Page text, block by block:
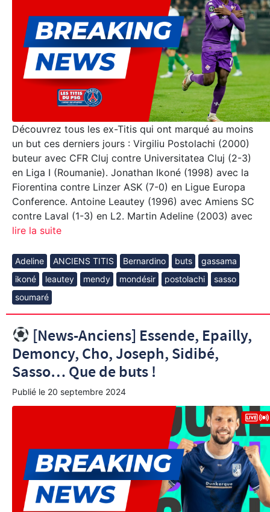
Découvrez tous les ex-Titis qui ont marqué au moins
un but ces derniers jours : Virgiliu Postolachi (2000)
buteur avec CFR Cluj contre Universitatea Cluj (2-3)
en Liga I (Roumanie). Jonathan Ikoné (1998) avec la
Fiorentina contre Linzer ASK (7-0) en Ligue Europa
Conference. Antoine Leautey (1996) avec Amiens SC
contre Laval (1-3) en L2. Martin Adeline (2003) avec
lire la suite
Adeline ANCIENS TITIS Bernardino buts
gassama
ikoné
leautey mendy mondésir postolachi
sasso
soumaré
[News-Anciens] Essende, Epailly,
Demoncy, Cho, Joseph, Sidibé,
Sasso… Que de buts !
Publié le 20 septembre 2024